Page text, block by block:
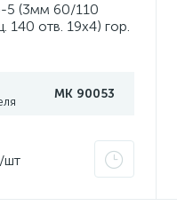
(3мм 60/110
140 отв. 19х4) гор.
МК 90053
/шт